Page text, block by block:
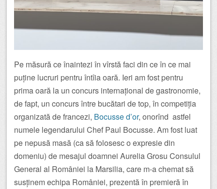
Pe măsură ce înaintezi în vîrstă faci din ce în ce mai
puține lucruri pentru întîia oară. Ieri am fost pentru
prima oară la un concurs internațional de gastronomie,
de fapt, un concurs între bucătari de top, în competiția
organizată de francezi, Bocusse d’or, onorînd astfel
numele legendarului Chef Paul Bocusse. Am fost luat
pe nepusă masă (ca să folosesc o expresie din
domeniu) de mesajul doamnei Aurelia Grosu Consulul
General al României la Marsilia, care m-a chemat să
susținem echipa României, prezentă în premieră în